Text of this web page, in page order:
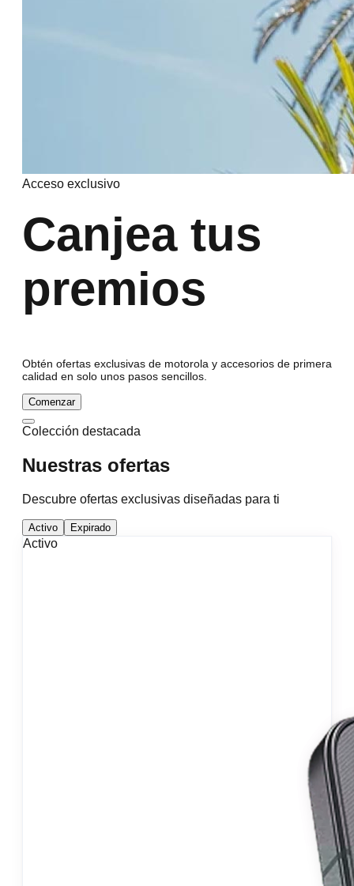
Acceso exclusivo
Canjea tus
premios
Obtén ofertas exclusivas de motorola y accesorios de primera
calidad en solo unos pasos sencillos.
Comenzar
Colección destacada
Nuestras ofertas
Descubre ofertas exclusivas diseñadas para ti
Activo Expirado
Activo